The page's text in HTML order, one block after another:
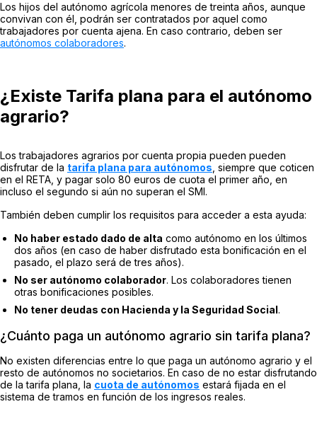
Los hijos del autónomo agrícola menores de treinta años, aunque
convivan con él, podrán ser contratados por aquel como
trabajadores por cuenta ajena. En caso contrario, deben ser
autónomos colaboradores.
¿Existe Tarifa plana para el autónomo
agrario?
Los trabajadores agrarios por cuenta propia pueden pueden
disfrutar de la tarifa plana para autónomos , siempre que coticen
en el RETA, y pagar solo 80 euros de cuota el primer año, en
incluso el segundo si aún no superan el SMI.
También deben cumplir los requisitos para acceder a esta ayuda:
No haber estado dado de alta como autónomo en los últimos
dos años (en caso de haber disfrutado esta bonificación en el
pasado, el plazo será de tres años).
No ser autónomo colaborador. Los colaboradores tienen
otras bonificaciones posibles.
No tener deudas con Hacienda y la Seguridad Social.
¿Cuánto paga un autónomo agrario sin tarifa plana?
No existen diferencias entre lo que paga un autónomo agrario y el
resto de autónomos no societarios. En caso de no estar disfrutando
de la tarifa plana, la cuota de autónomos estará fijada en el
sistema de tramos en función de los ingresos reales.